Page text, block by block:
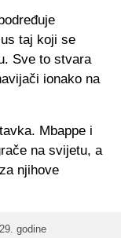
taj koji se
Sve to stvara
ionako na
Mbappe i
na svijetu, a
njihove
godine